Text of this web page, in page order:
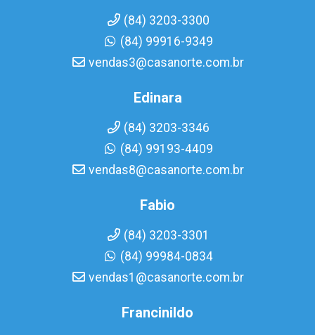
(84) 3203-3300
(84) 99916-9349
vendas3@casanorte.com.br
Edinara
(84) 3203-3346
(84) 99193-4409
vendas8@casanorte.com.br
Fabio
(84) 3203-3301
(84) 99984-0834
vendas1@casanorte.com.br
Francinildo